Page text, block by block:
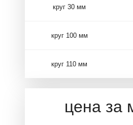
круг 30 мм
круг 100 мм
круг 110 мм
цена за